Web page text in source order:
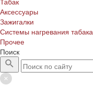
Аксессуары
Зажигалки
Системы нагревания табака
Прочее
Поиск